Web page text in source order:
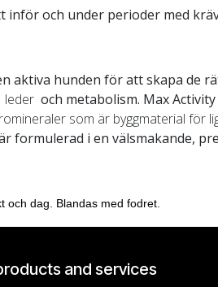
inför och under perioder med
aktiva hunden för att skapa de
leder och metabolism. Max
som är byggmaterial för
formulerad i en välsmakande,
och dag. Blandas med fodret.
and services